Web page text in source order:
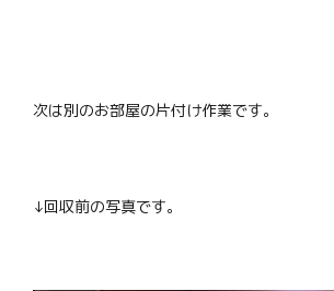
次は別のお部屋の片付け作業です。
↓回収前の写真です。